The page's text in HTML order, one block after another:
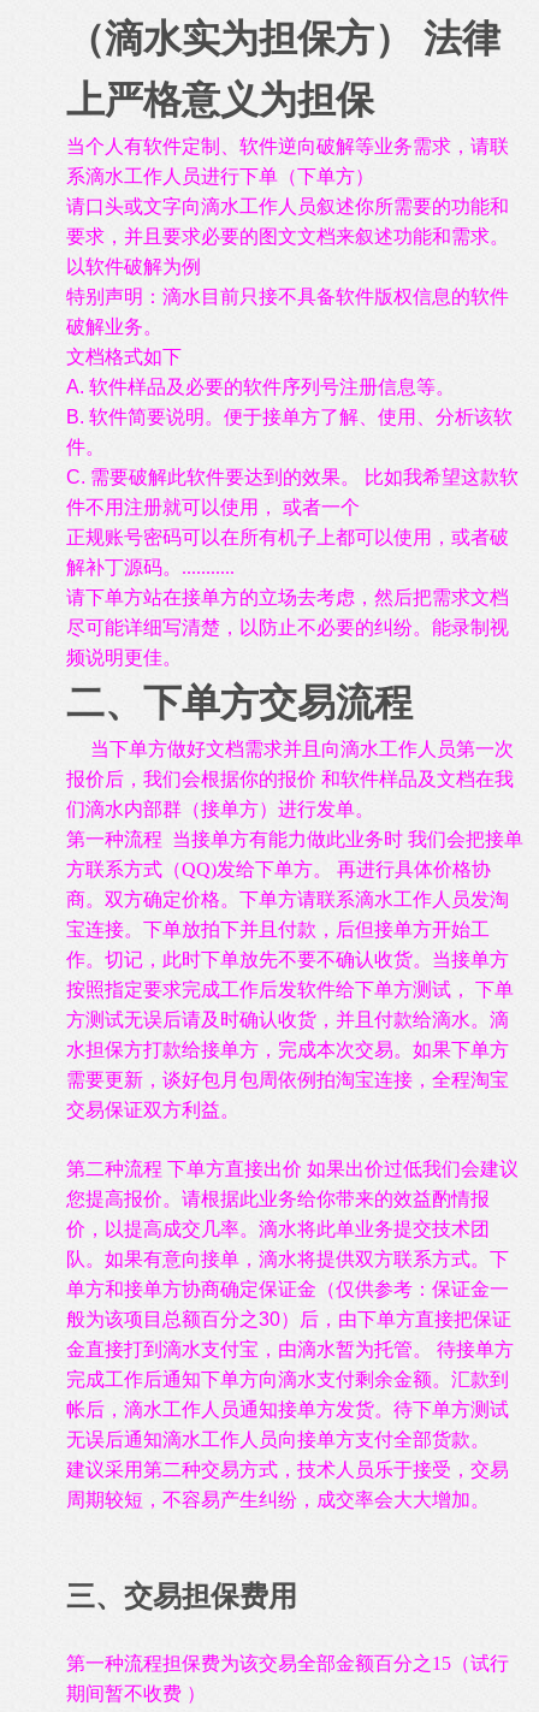
（滴水实为担保方） 法律
上严格意义为担保
当个人有软件定制、软件逆向破解等业务需求，请联
系滴水工作人员进行下单（下单方）
请口头或文字向滴水工作人员叙述你所需要的功能和
要求，并且要求必要的图文文档来叙述功能和需求。
以软件破解为例
特别声明：滴水目前只接不具备软件版权信息的软件
破解业务。
文档格式如下
A. 软件样品及必要的软件序列号注册信息等。
B. 软件简要说明。便于接单方了解、使用、分析该软
件。
C. 需要破解此软件要达到的效果。 比如我希望这款软
件不用注册就可以使用， 或者一个
正规账号密码可以在所有机子上都可以使用，或者破
解补丁源码。 ...........
请下单方站在接单方的立场去考虑，然后把需求文档
尽可能详细写清楚，以防止不必要的纠纷。能录制视
频说明更佳。
二、下单方交易流程
当下单方做好文档需求并且向滴水工作人员第一次
报价后，我们会根据你的报价 和软件样品及文档在我
们滴水内部群（接单方）进行发单。
第一种流程 当接单方有能力做此业务时 我们会把接单
方联系方式（QQ)发给下单方。 再进行具体价格协
商。双方确定价格。下单方请联系滴水工作人员发淘
宝连接。下单放拍下并且付款，后但接单方开始工
作。切记，此时下单放先不要不确认收货。当接单方
按照指定要求完成工作后发软件给下单方测试， 下单
方测试无误后请及时确认收货，并且付款给滴水。滴
水担保方打款给接单方，完成本次交易。如果下单方
需要更新，谈好包月包周依例拍淘宝连接，全程淘宝
交易保证双方利益。
第二种流程 下单方直接出价 如果出价过低我们会建议
您提高报价。请根据此业务给你带来的效益酌情报
价，以提高成交几率。滴水将此单业务提交技术团
队。如果有意向接单，滴水将提供双方联系方式。下
单方和接单方协商确定保证金（仅供参考：保证金一
般为该项目总额百分之30）
后，由下单方直接把保证
金直接打到滴水支付宝，由滴水暂为托管。 待接单方
完成工作后通知下单方向滴水支付剩余金额。汇款到
帐后，滴水工作人员通知接单方发货。待下单方测试
无误后通知滴水工作人员向接单方支付全部货款。
建议采用第二种交易方式，技术人员乐于接受，交易
周期较短，不容易产生纠纷，成交率会大大增加。
三、交易担保费用
第一种流程担保费为该交易全部金额百分之15 （试行
期间暂不收费 ）